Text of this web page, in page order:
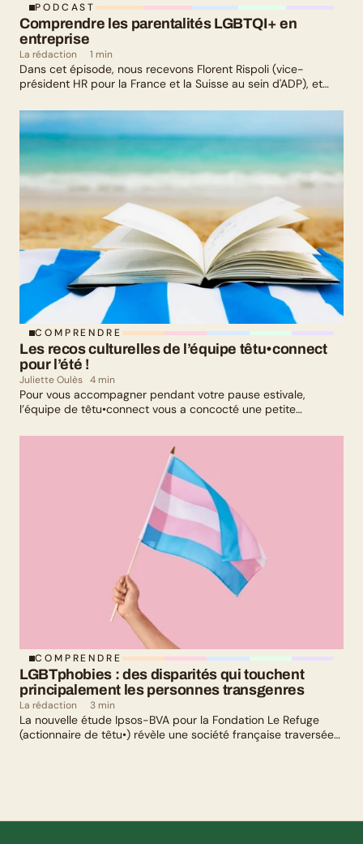
PODCAST
Comprendre les parentalités LGBTQI+ en
entreprise
La rédaction 1 min
Dans cet épisode, nous recevons Florent Rispoli (vice-
président HR pour la France et la Suisse au sein d'ADP), et
leurs parcours de parents LGBTQ+.
COMPRENDRE
Les recos culturelles de l’équipe têtu•connect
pour l’été !
Juliette Oulès 4 min
Pour vous accompagner pendant votre pause estivale,
l’équipe de têtu•connect vous a concocté une petite
culturelle : il y en a pour tous les goûts !
COMPRENDRE
LGBTphobies : des disparités qui touchent
principalement les personnes transgenres
La rédaction 3 min
La nouvelle étude Ipsos-BVA pour la Fondation Le Refuge
(actionnaire de têtu•) révèle une société française traversée